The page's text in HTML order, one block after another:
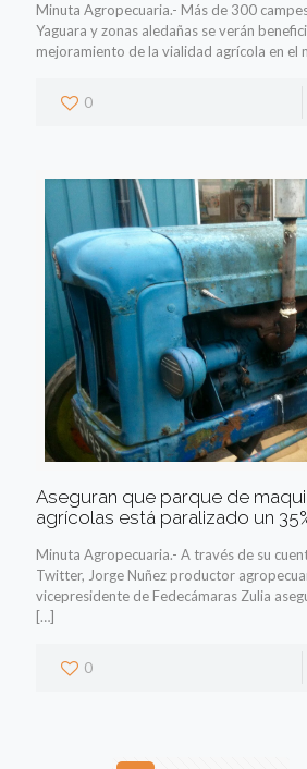
Minuta Agropecuaria.- Más de 300
Yaguara y zonas aledañas se verán
mejoramiento de la vialidad agrícola en el
0
Aseguran que parque de
agrícolas está paralizado un
Minuta Agropecuaria.- A través de su
Twitter, Jorge Nuñez productor
vicepresidente de Fedecámaras Zulia
[…]
0